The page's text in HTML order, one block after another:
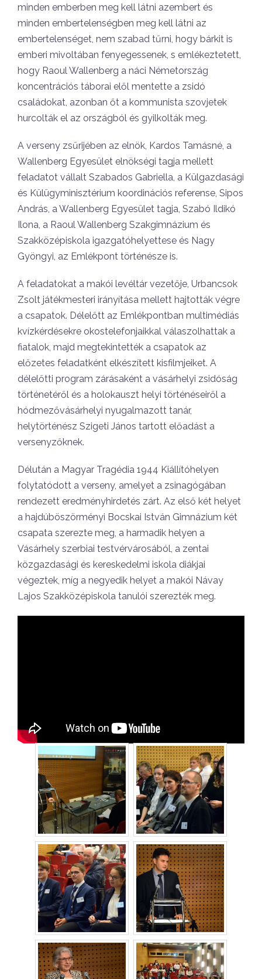
minden emberben meg kell látni azembert és
minden embertelenségben meg kell látni az
embertelenséget, nem szabad tűrni, hogy bárkit is
emberi mivoltában fenyegessenek, s emlékeztetett,
hogy Raoul Wallenberg a náci Németország
koncentrációs táborai elől mentette a zsidó
családokat, azonban őt a kommunista szovjetek
hurcolták el az országból és gyilkolták meg.
A verseny zsűrijében az elnök, Kardos Tamásné, a
Wallenberg Egyesület elnökségi tagja mellett
feladatot vállalt Szabados Gabriella, a Külgazdasági
és Külügyminisztérium koordinációs referense, Sipos
András, a Wallenberg Egyesület tagja, Szabó Ildikó
Ilona, a Raoul Wallenberg Szakgimnázium és
Szakközépiskola igazgatóhelyettese és Nagy
Gyöngyi, az Emlékpont történésze is.
A feladatokat a makói levéltár vezetője, Urbancsok
Zsolt játékmesteri irányítása mellett hajtották végre
a csapatok. Délelőtt az Emlékpontban multimédiás
kvízkérdésekre okostelefonjaikkal válaszolhattak a
fiatalok, majd megtekintették a csapatok az
előzetes feladatként elkészített kisfilmjeiket. A
délelőtti program zárásaként a vásárhelyi zsidóság
történetéről és a holokauszt helyi történéseiről a
hódmezővásárhelyi nyugalmazott tanár,
helytörténész Szigeti János tartott előadást a
versenyzőknek.
Délután a Magyar Tragédia 1944 Kiállítóhelyen
folytatódott a verseny, amelyet a zsinagógában
rendezett eredményhirdetés zárt. Az első két helyet
a hajdúböszörményi Bocskai István Gimnázium két
csapata szerezte meg, a harmadik helyen a
Vásárhely szerbiai testvérvárosából, a zentai
közgazdasági és kereskedelmi iskola diákjai
végeztek, míg a negyedik helyet a makói Návay
Lajos Szakközépiskola tanulói szerezték meg.